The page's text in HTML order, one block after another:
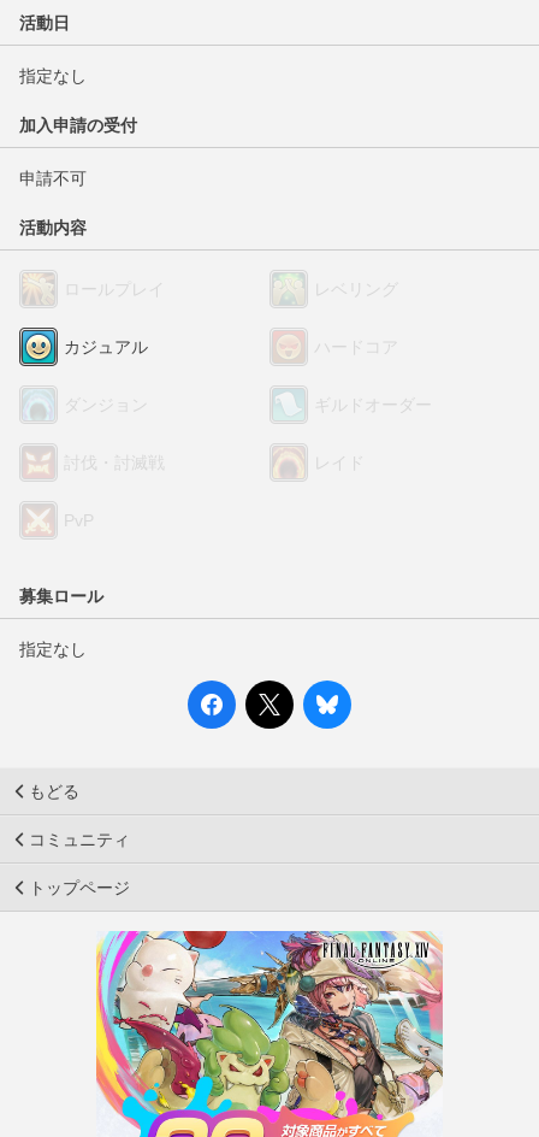
活動日
指定なし
加入申請の受付
申請不可
活動内容
ロールプレイ レベリング
カジュアル ハードコア
ダンジョン ギルドオーダー
討伐・討滅戦 レイド
PvP
募集ロール
指定なし
もどる
コミュニティ
トップページ